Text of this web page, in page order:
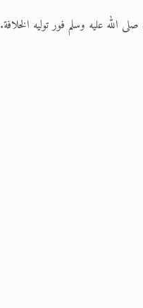
عليه وسلم فور توليه الخلافة.